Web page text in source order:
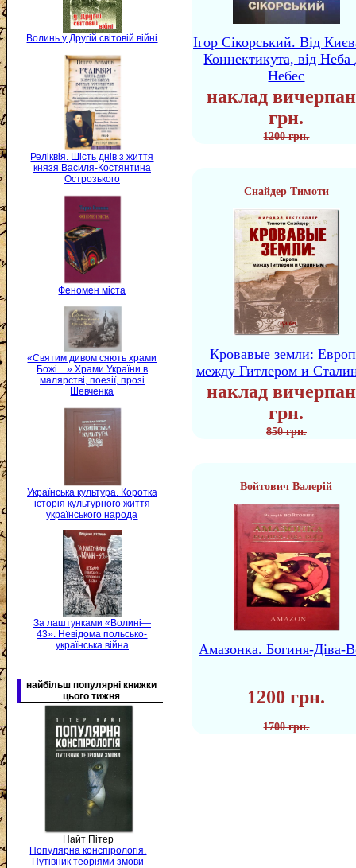
Волинь у Другій світовій війні
Реліквія. Шість днів з життя
князя Василя-Костянтина
Острозького
Феномен міста
«Святим дивом сяють храми
Божі…» Храми України в
малярстві, поезії, прозі
Шевченка
Українська культура. Коротка
історія культурного життя
українського народа
За лаштунками «Волині—
43». Невідома польсько-
українська війна
найбільш популярні книжки
цього тижня
Найт Пітер
Популярна конспірологія.
Путівник теоріями змови
Ігор Сікорський. Від
Коннектикута, від Неба
Небес
наклад
грн.
1200 грн.
Снайдер Тимоти
Кровавые земли:
между Гитлером и
наклад
грн.
850 грн.
Войтович Валерій
Амазонка. Богиня-Діва-
1200 грн.
1700 грн.